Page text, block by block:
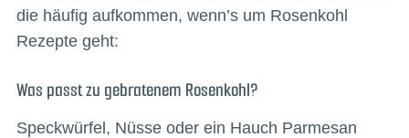
die häufig aufkommen, wenn’s um Rosenkohl
Rezepte geht:
Was passt zu gebratenem Rosenkohl?
Speckwürfel, Nüsse oder ein Hauch Parmesan